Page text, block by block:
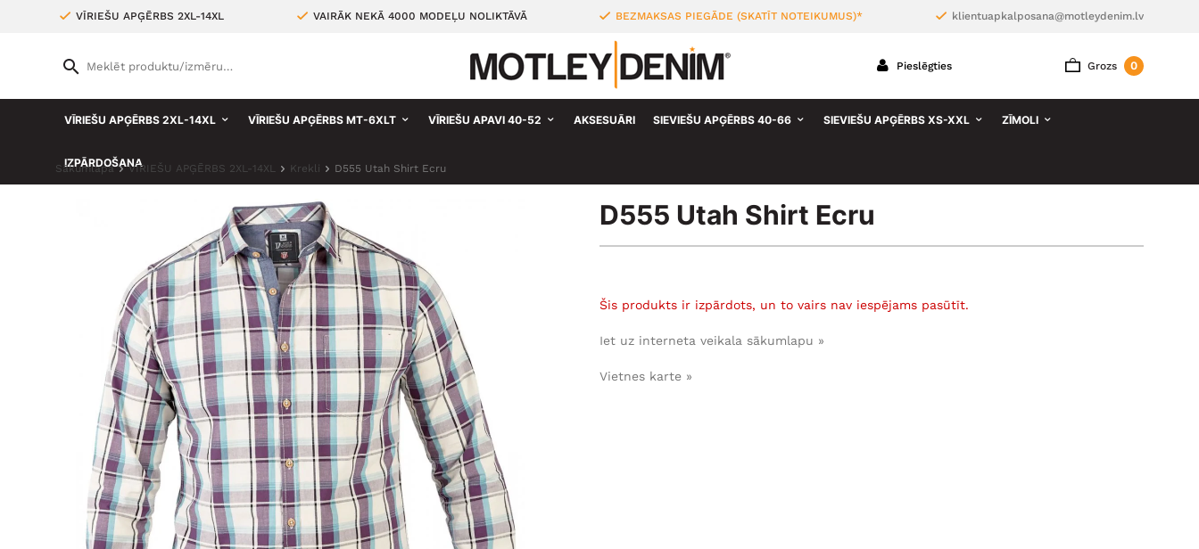
VĪRIEŠU APĢĒRBS 2XL-14XL VAIRĀK NEKĀ 4000 MODEĻU NOLIKTĀVĀ BEZMAKSAS PIEGĀDE (SKATĪT NOTEIKUMUS)* klientuapkalposana@motleydenim.lv
Grozs 0
Pieslēgties
VĪRIEŠU APĢĒRBS 2XL-14XL VĪRIEŠU APĢĒRBS MT-6XLT VĪRIEŠU APAVI 40-52 AKSESUĀRI SIEVIEŠU APĢĒRBS 40-66 SIEVIEŠU APĢĒRBS XS-XXL ZĪMOLI
IZPĀRDOŠANA
Sākumlapa VĪRIEŠU APĢĒRBS 2XL-14XL Krekli D555 Utah Shirt Ecru
D555 Utah Shirt Ecru
Šis produkts ir izpārdots, un to vairs nav iespējams pasūtīt.
Iet uz interneta veikala sākumlapu »
Vietnes karte »